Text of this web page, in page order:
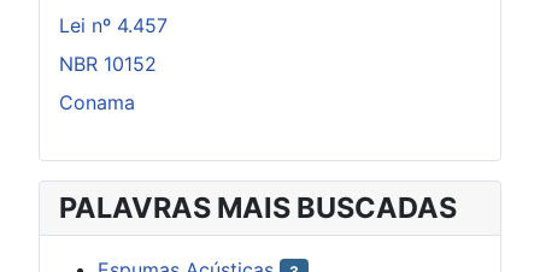
Lei nº 4.457
NBR 10152
Conama
PALAVRAS MAIS BUSCADAS